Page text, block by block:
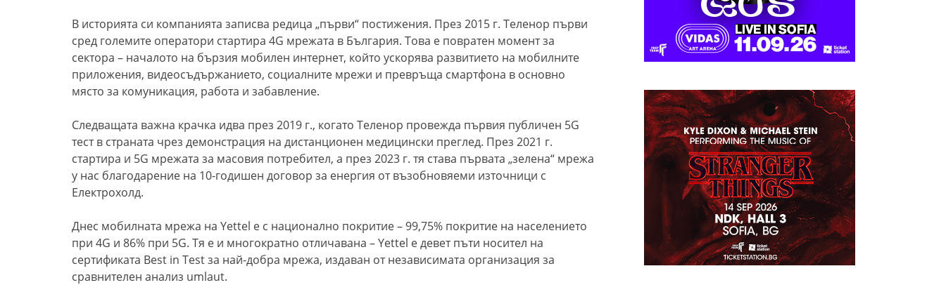
В историята си компанията записва редица „първи“ постижения. През 2015 г. Теленор първи
сред големите оператори стартира 4G мрежата в България. Това е повратен момент за
сектора – началото на бързия мобилен интернет, който ускорява развитието на мобилните
приложения, видеосъдържанието, социалните мрежи и превръща смартфона в основно
място за комуникация, работа и забавление.
Следващата важна крачка идва през 2019 г., когато Теленор провежда първия публичен 5G
тест в страната чрез демонстрация на дистанционен медицински преглед. През 2021 г.
стартира и 5G мрежата за масовия потребител, а през 2023 г. тя става първата „зелена“ мрежа
у нас благодарение на 10-годишен договор за енергия от възобновяеми източници с
Електрохолд.
Днес мобилната мрежа на Yettel е с национално покритие – 99,75% покритие на населението
при 4G и 86% при 5G. Тя е и многократно отличавана – Yettel е девет пъти носител на
сертификата Best in Test за най-добра мрежа, издаван от независимата организация за
сравнителен анализ umlaut.